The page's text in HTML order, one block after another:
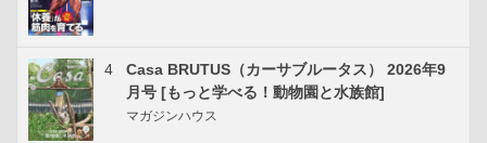
4
Casa BRUTUS（カーサブルータス） 2026年9
月号 [もっと学べる！動物園と水族館]
マガジンハウス